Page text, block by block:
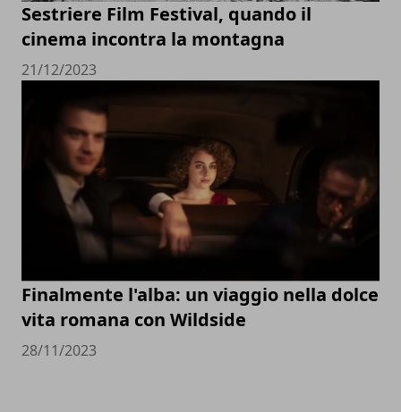
Sestriere Film Festival, quando il
cinema incontra la montagna
21/12/2023
Finalmente l'alba: un viaggio nella dolce
vita romana con Wildside
28/11/2023